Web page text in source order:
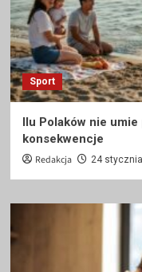
Sport
Ilu Polaków nie umie
konsekwencje
Redakcja 24